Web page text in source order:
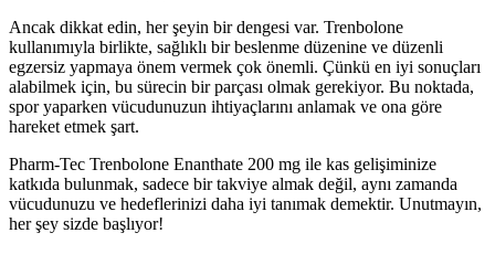
Ancak dikkat edin, her şeyin bir dengesi var. Trenbolone
kullanımıyla birlikte, sağlıklı bir beslenme düzenine ve düzenli
egzersiz yapmaya önem vermek çok önemli. Çünkü en iyi sonuçları
alabilmek için, bu sürecin bir parçası olmak gerekiyor. Bu noktada,
spor yaparken vücudunuzun ihtiyaçlarını anlamak ve ona göre
hareket etmek şart.
Pharm-Tec Trenbolone Enanthate 200 mg ile kas gelişiminize
katkıda bulunmak, sadece bir takviye almak değil, aynı zamanda
vücudunuzu ve hedeflerinizi daha iyi tanımak demektir. Unutmayın,
her şey sizde başlıyor!